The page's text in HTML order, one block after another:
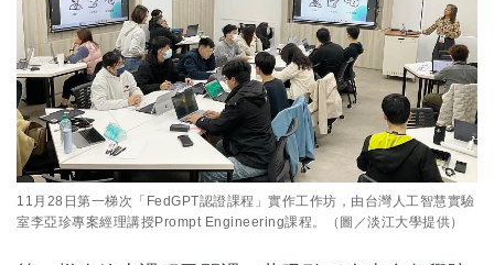
11月28日第一梯次「FedGPT認證課程」實作工作坊，由台灣人工智慧實驗
室李亞珍專案經理講授Prompt Engineering課程。（圖／淡江大學提供）